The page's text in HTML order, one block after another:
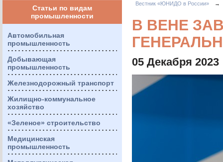
Статьи по видам
промышленности
Автомобильная
промышленность
Добывающая
промышленность
Железнодорожный транспорт
Жилищно-коммунальное
хозяйство
«Зеленое» строительство
Медицинская
промышленность
Вестник «ЮНИДО в России» →
В ВЕНЕ
05 Декабря 2023